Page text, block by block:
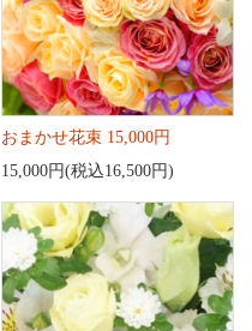
おまかせ花束 15,000円
15,000円(税込16,500円)